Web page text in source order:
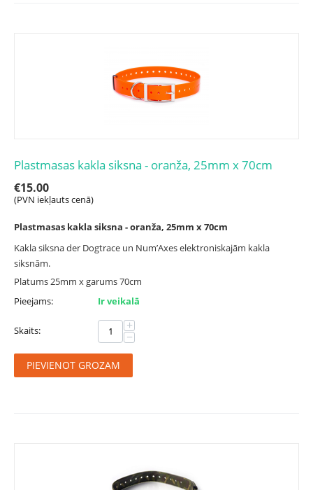
Plastmasas kakla siksna - oranža, 25mm x 70cm
€15.00
(PVN iekļauts cenā)
Plastmasas kakla siksna - oranža, 25mm x 70cm
Kakla siksna der Dogtrace un Num’Axes elektroniskajām kakla
siksnām.
Platums 25mm x garums 70cm
Pieejams:
Ir veikalā
Skaits: +
−
PIEVIENOT GROZAM